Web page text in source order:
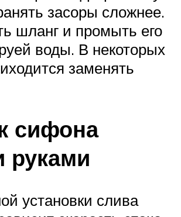
засоры сложнее.
шланг и промыть его
воды. В некоторых
заменять
сифона
руками
установки слива